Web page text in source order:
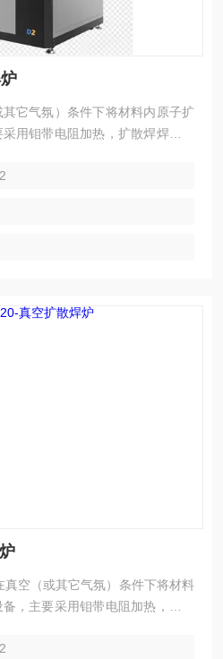
它气氛）条件下将材料内原子扩
用钼带电阻加热，扩散焊焊接应
材料与陶瓷类材料、非金属类材
空（或其它气氛）条件下将材料
，主要采用钼带电阻加热，扩散
种类金属材料与陶瓷类材料、非